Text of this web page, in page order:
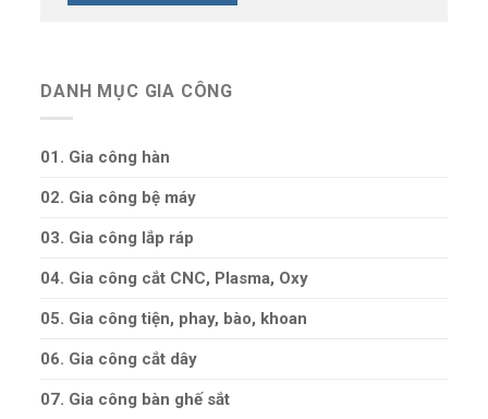
DANH MỤC GIA CÔNG
01. Gia công hàn
02. Gia công bệ máy
03. Gia công lắp ráp
04. Gia công cắt CNC, Plasma, Oxy
05. Gia công tiện, phay, bào, khoan
06. Gia công cắt dây
07. Gia công bàn ghế sắt